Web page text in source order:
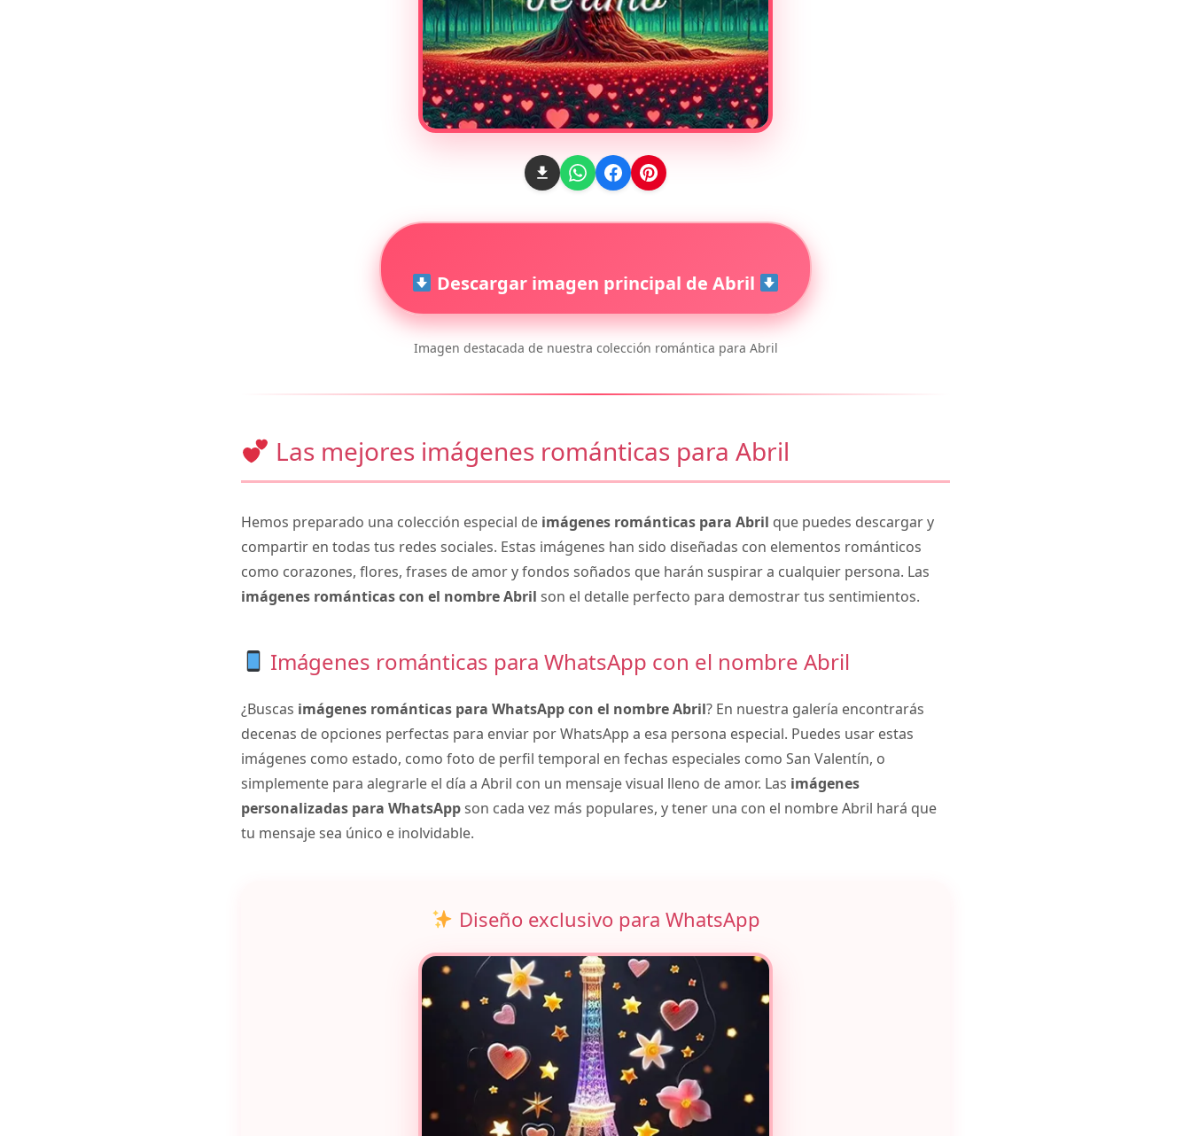
Descargar imagen principal de Abril
Imagen destacada de nuestra colección romántica para Abril
Las mejores imágenes románticas para Abril
Hemos preparado una colección especial de imágenes románticas para Abril que puedes descargar y
compartir en todas tus redes sociales. Estas imágenes han sido diseñadas con elementos románticos
como corazones, flores, frases de amor y fondos soñados que harán suspirar a cualquier persona. Las
imágenes románticas con el nombre Abril son el detalle perfecto para demostrar tus sentimientos.
Imágenes románticas para WhatsApp con el nombre Abril
¿Buscas imágenes románticas para WhatsApp con el nombre Abril? En nuestra galería encontrarás
decenas de opciones perfectas para enviar por WhatsApp a esa persona especial. Puedes usar estas
imágenes como estado, como foto de perfil temporal en fechas especiales como San Valentín, o
simplemente para alegrarle el día a Abril con un mensaje visual lleno de amor. Las imágenes
personalizadas para WhatsAppson cada vez más populares, y tener una con el nombre Abril hará que
tu mensaje sea único e inolvidable.
Diseño exclusivo para WhatsApp